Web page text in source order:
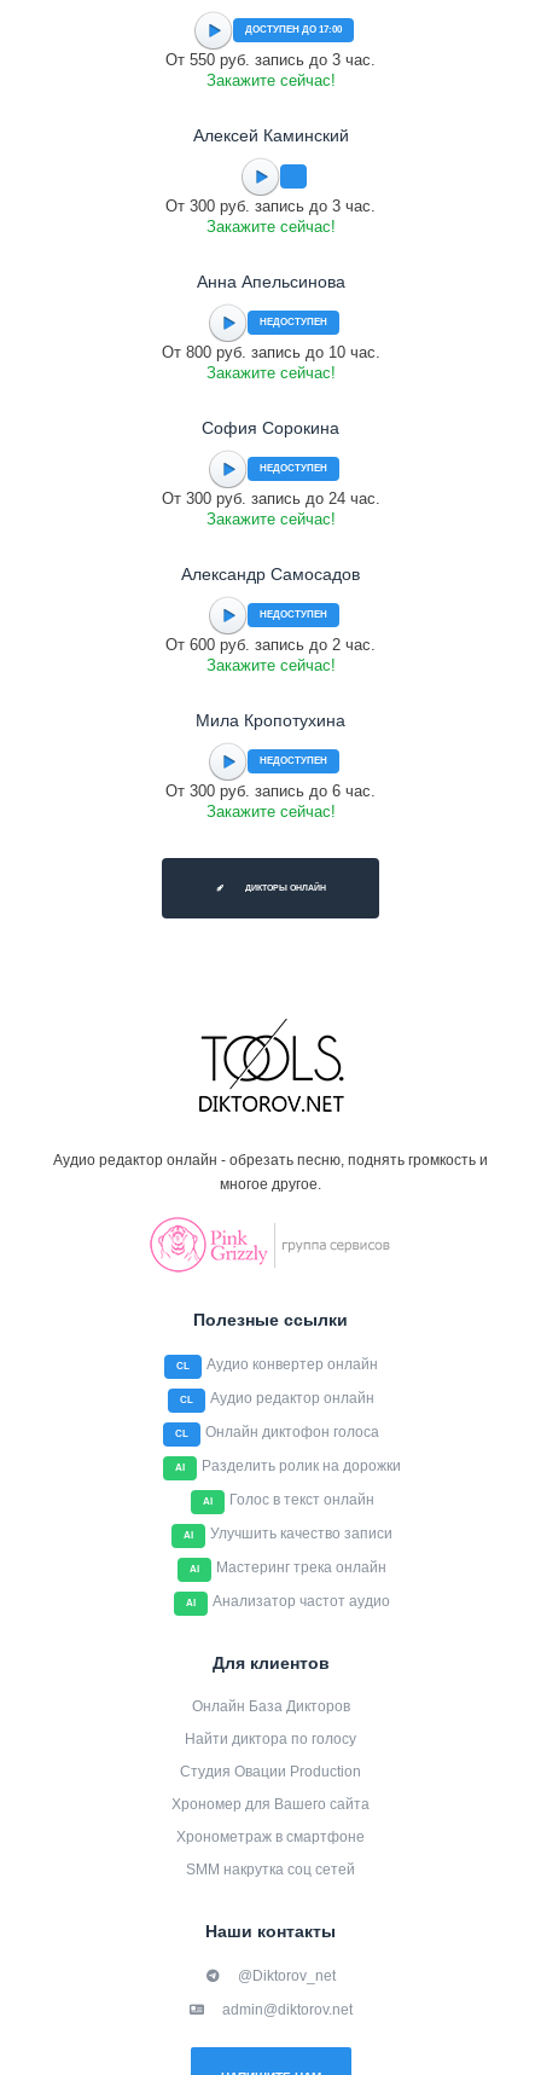
ДОСТУПЕН ДО 17:00
От 550 руб. запись до 3 час.
Закажите сейчас!
Алексей Каминский
От 300 руб. запись до 3 час.
Закажите сейчас!
Анна Апельсинова
НЕДОСТУПЕН
От 800 руб. запись до 10 час.
Закажите сейчас!
София Сорокина
НЕДОСТУПЕН
От 300 руб. запись до 24 час.
Закажите сейчас!
Александр Самосадов
НЕДОСТУПЕН
От 600 руб. запись до 2 час.
Закажите сейчас!
Мила Кропотухина
НЕДОСТУПЕН
От 300 руб. запись до 6 час.
Закажите сейчас!
ДИКТОРЫ ОНЛАЙН
Аудио редактор онлайн - обрезать песню, поднять громкость и
многое другое.
Полезные ссылки
CL Аудио конвертер онлайн
CL Аудио редактор онлайн
CL Онлайн диктофон голоса
AI Разделить ролик на дорожки
AI Голос в текст онлайн
AI Улучшить качество записи
AI Мастеринг трека онлайн
AI Анализатор частот аудио
Для клиентов
Онлайн База Дикторов
Найти диктора по голосу
Студия Овации Production
Хрономер для Вашего сайта
Хронометраж в смартфоне
SMM накрутка соц сетей
Наши контакты
@Diktorov_net
admin@diktorov.net